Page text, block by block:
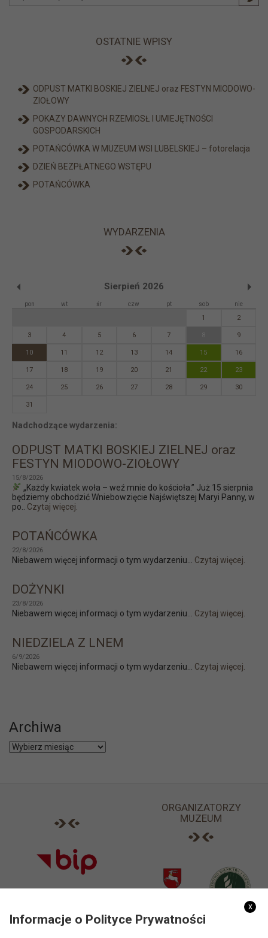
OSTATNIE WPISY
ODPUST MATKI BOSKIEJ ZIELNEJ oraz FESTYN MIODOWO-
ZIOŁOWY
POKAZY DAWNYCH RZEMIOSŁ I UMIEJĘTNOŚCI
GOSPODARSKICH
POTAŃCÓWKA W MUZEUM WSI LUBELSKIEJ – fotorelacja
DZIEŃ BEZPŁATNEGO WSTĘPU
POTAŃCÓWKA
WYDARZENIA
Sierpień 2026
pon wt śr czw pt sob nie
1 2
3 4 5 6 7 9
10 11 12 13 14 15 16
17 18 19 20 21 22 23
24 25 26 27 28 29 30
31
Nadchodzące wydarzenia:
ODPUST MATKI BOSKIEJ ZIELNEJ oraz
FESTYN MIODOWO-ZIOŁOWY
15/8/2026
„Każdy kwiatek woła – weź mnie do kościoła.” Już 15 sierpnia
będziemy obchodzić Wniebowzięcie Najświętszej Maryi Panny, w
po.. Czytaj więcej.
POTAŃCÓWKA
22/8/2026
Niebawem więcej informacji o tym wydarzeniu... Czytaj więcej.
DOŻYNKI
23/8/2026
Niebawem więcej informacji o tym wydarzeniu... Czytaj więcej.
NIEDZIELA Z LNEM
6/9/2026
Niebawem więcej informacji o tym wydarzeniu... Czytaj więcej.
Archiwa
Archiwa
ORGANIZATORZY
MUZEUM
x
Informacje o Polityce Prywatności